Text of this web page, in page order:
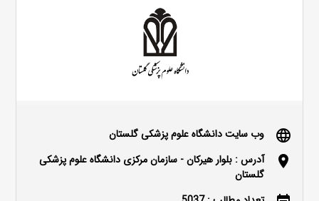
language وب سایت دانشگاه علوم پزشکی گلستان
location_on
آدرس : بلوار هیرکان - سازمان مرکزی دانشگاه علوم پزشکی
گلستان